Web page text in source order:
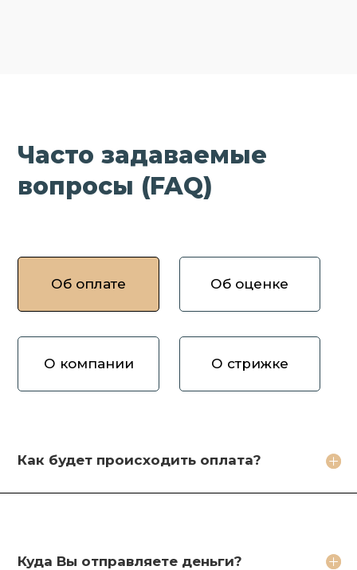
Часто задаваемые
вопросы (FAQ)
Об оплате Об оценке
О компании О стрижке
Как будет происходить оплата?
Куда Вы отправляете деньги?
Как вы оцениваете волосы?
Какое фото необходимо сделать?
Зачем продавать волосы Вам?
Какие бонусы я получу?
Кто будет стричь мои волосы?